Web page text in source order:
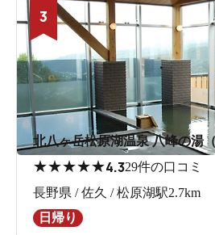
3
北八ヶ岳松原湖温泉 八峰の湯
★★★★★4.329件の口コミ
長野県 / 佐久 / 松原湖駅2.7km
日帰り